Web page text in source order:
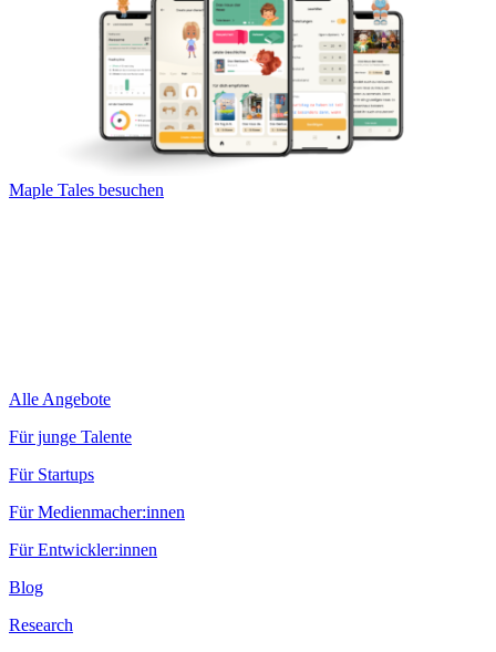
Maple Tales besuchen
Alle Angebote
Für junge Talente
Für Startups
Für Medienmacher:innen
Für Entwickler:innen
Blog
Research